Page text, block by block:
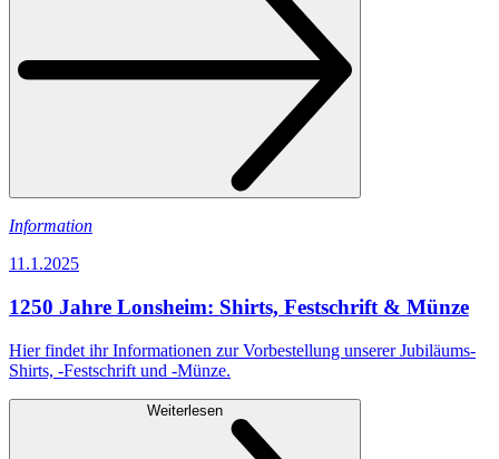
Information
11.1.2025
1250 Jahre Lonsheim: Shirts, Festschrift & Münze
Hier findet ihr Informationen zur Vorbestellung unserer Jubiläums-
Shirts, -Festschrift und -Münze.
Weiterlesen